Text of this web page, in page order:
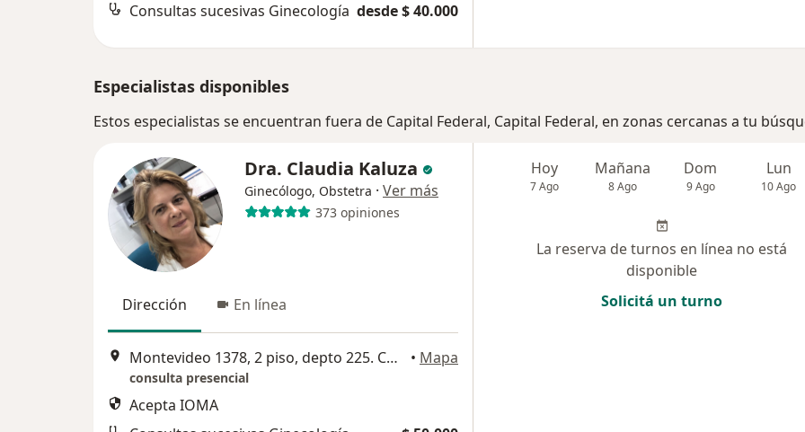
Consultas sucesivas Ginecología desde $ 40.000
Especialistas disponibles
Estos especialistas se encuentran fuera de Capital Federal, Capital Federal, en zonas cercanas a tu
Dra. Claudia Kaluza
Ginecólogo, Obstetra · Ver más
373 opiniones
Dirección En línea
Montevideo 1378, 2 piso, depto 225. COMPLEJO TIGRE 01, Tigre • Mapa
consulta presencial
Acepta IOMA
Hoy
7 Ago
Mañana
8 Ago
Dom
9 Ago
Lun
10 Ago
La reserva de turnos en línea no está
disponible
Solicitá un turno